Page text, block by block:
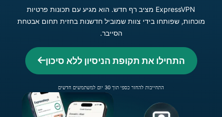
ExpressVPN מציב רף חדש. הוא מגיע עם תכונות פרטיות
מוכחות, שפותחו בידי צוות שמוביל חדשנות בחזית תחום אבטחת
הסייבר.
התחילו את תקופת הניסיון ללא סיכון
התחייבות להחזר כספי תוך 30 יום למשתמשים חדשים